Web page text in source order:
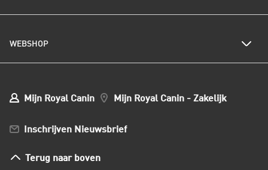
Mijn Royal Canin Mijn Royal Canin - Zakelijk
Inschrijven Nieuwsbrief
Terug naar boven
Populaire kattennamen
Populaire hondennamen
Kwaliteit en voedselveiligheid
WEBSHOP
Mijn Bestellingen
Mijn Club verzendingen
Verzenden
Algemene voorwaarden